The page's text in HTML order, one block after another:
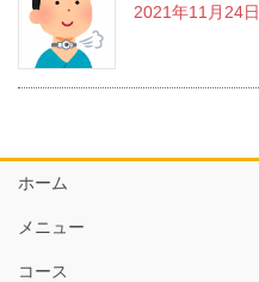
2021年11月24日
ホーム
メニュー
コース